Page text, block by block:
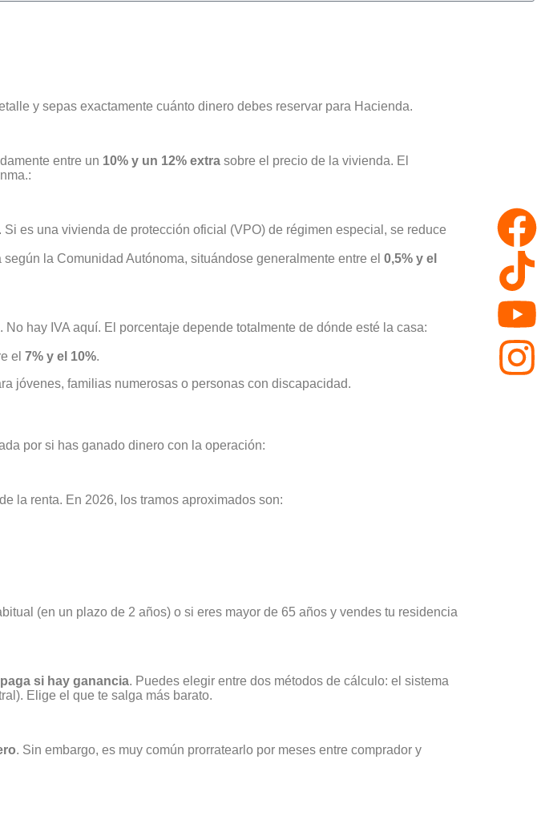
y sepas exactamente cuánto dinero debes reservar para Hacienda.
entre un 10% y un 12% extra sobre el precio de la vivienda. El
Si es una vivienda de protección oficial (VPO) de régimen especial, se reduce
la Comunidad Autónoma, situándose generalmente entre el 0,5% y el
No hay IVA aquí. El porcentaje depende totalmente de dónde esté la casa:
el 7% y el 10%.
jóvenes, familias numerosas o personas con discapacidad.
por si has ganado dinero con la operación:
la renta. En 2026, los tramos aproximados son:
(en un plazo de 2 años) o si eres mayor de 65 años y vendes tu residencia
si hay ganancia. Puedes elegir entre dos métodos de cálculo: el sistema
Elige el que te salga más barato.
. Sin embargo, es muy común prorratearlo por meses entre comprador y